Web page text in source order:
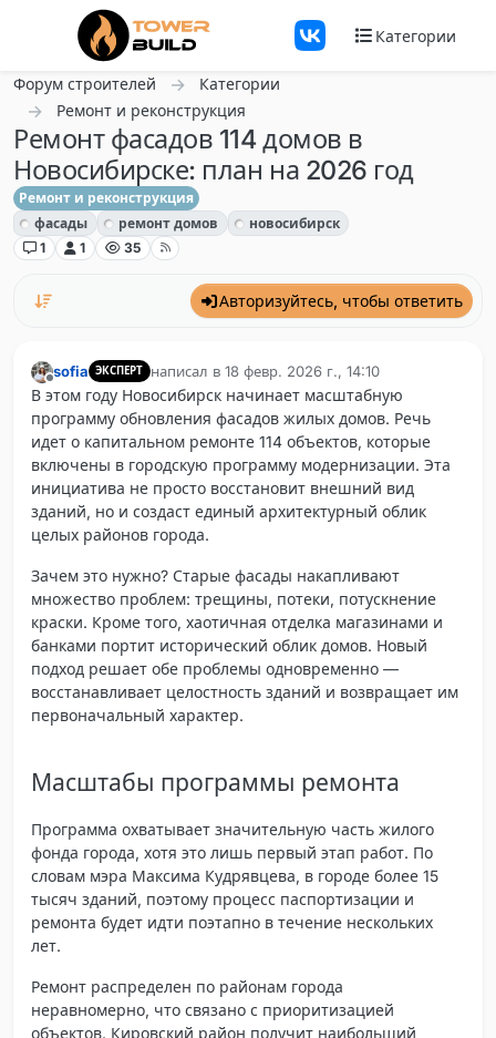
Перейти к содержанию
Категории
Форум строителей
Категории
Ремонт и реконструкция
Ремонт фасадов 114 домов в
Новосибирске: план на 2026 год
Ремонт и реконструкция
фасады
ремонт домов
новосибирск
1
1 35
Авторизуйтесь, чтобы ответить
Не в сети
sofia ЭКСПЕРТ написал в 18 февр. 2026 г., 14:10
отредактировано
В этом году Новосибирск начинает масштабную
программу обновления фасадов жилых домов. Речь
идет о капитальном ремонте 114 объектов, которые
включены в городскую программу модернизации. Эта
инициатива не просто восстановит внешний вид
зданий, но и создаст единый архитектурный облик
целых районов города.
Зачем это нужно? Старые фасады накапливают
множество проблем: трещины, потеки, потускнение
краски. Кроме того, хаотичная отделка магазинами и
банками портит исторический облик домов. Новый
подход решает обе проблемы одновременно —
восстанавливает целостность зданий и возвращает им
первоначальный характер.
Масштабы программы ремонта
Программа охватывает значительную часть жилого
фонда города, хотя это лишь первый этап работ. По
словам мэра Максима Кудрявцева, в городе более 15
тысяч зданий, поэтому процесс паспортизации и
ремонта будет идти поэтапно в течение нескольких
лет.
Ремонт распределен по районам города
неравномерно, что связано с приоритизацией
объектов. Кировский район получит наибольший